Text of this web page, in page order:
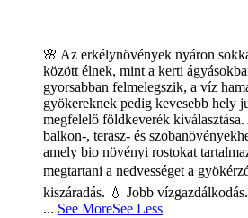
🌸 Az erkélynövények nyáron
között élnek, mint a kerti
gyorsabban felmelegszik, a víz
gyökereknek pedig kevesebb hely
megfelelő földkeverék
balkon-, terasz- és
amely bio növényi rostokat
megtartani a nedvességet a
kiszáradás. 💧 Jobb
... See MoreSee Less